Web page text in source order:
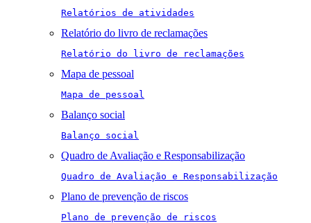
Relatórios de atividades
Relatório do livro de reclamações
Relatório do livro de reclamações
Mapa de pessoal
Mapa de pessoal
Balanço social
Balanço social
Quadro de Avaliação e Responsabilização
Quadro de Avaliação e Responsabilização
Plano de prevenção de riscos
Plano de prevenção de riscos